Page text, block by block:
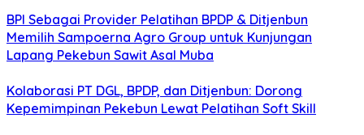
BPI Sebagai Provider Pelatihan BPDP & Ditjenbun
Memilih Sampoerna Agro Group untuk Kunjungan
Lapang Pekebun Sawit Asal Muba
Kolaborasi PT DGL, BPDP, dan Ditjenbun: Dorong
Kepemimpinan Pekebun Lewat Pelatihan Soft Skill